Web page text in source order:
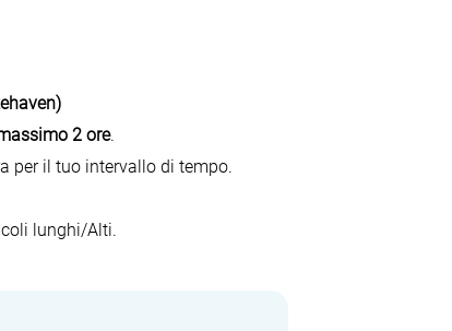
2 ore.
per il tuo intervallo di tempo.
lunghi/Alti.